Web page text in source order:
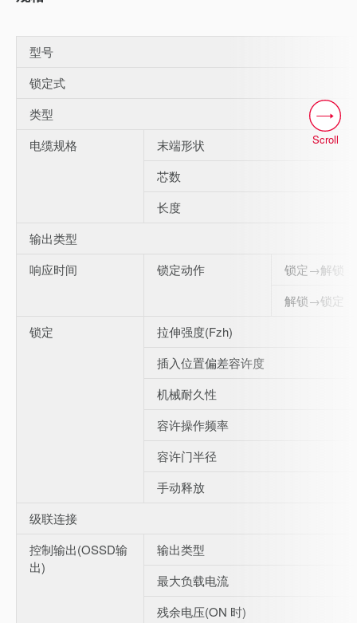
型号
锁定式
类型
电缆规格
末端形状
芯数
长度
输出类型
响应时间
锁定动作
锁定→解锁
解锁→锁定
锁定
拉伸强度(Fzh)
插入位置偏差容许度
机械耐久性
容许操作频率
容许门半径
手动释放
级联连接
控制输出(OSSD输
出)
输出类型
最大负载电流
残余电压(ON 时)
Scroll